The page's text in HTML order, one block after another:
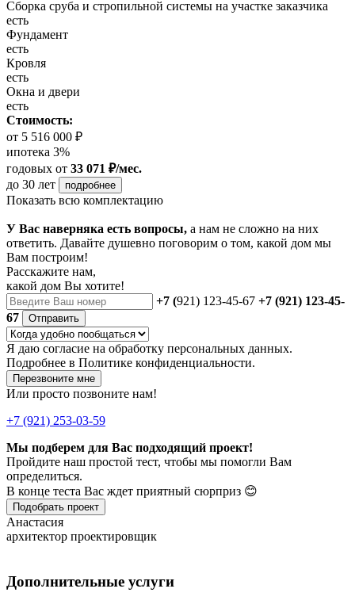
Сборка сруба и стропильной системы на участке заказчика
есть
Фундамент
есть
Кровля
есть
Окна и двери
есть
Стоимость:
от 5 516 000 ₽
ипотека 3%
годовых от 33 071 ₽/мес.
до 30 лет
подробнее
Показать всю комплектацию
У Вас наверняка есть вопросы, а нам не сложно на них
ответить. Давайте душевно поговорим о том, какой дом мы
Вам построим!
Расскажите нам,
какой дом Вы хотите!
+7 (921) 123-45-67 +7 (921) 123-45-
67
Отправить
Я даю согласие на обработку персональных данных.
Подробнее в Политике конфиденциальности.
Перезвоните мне
Или просто позвоните нам!
+7 (921) 253-03-59
Мы подберем для Вас подходящий проект!
Пройдите наш простой тест, чтобы мы помогли Вам
определиться.
В конце теста Вас ждет приятный сюрприз 😊
Подобрать проект
Анастасия
архитектор проектировщик
Дополнительные услуги